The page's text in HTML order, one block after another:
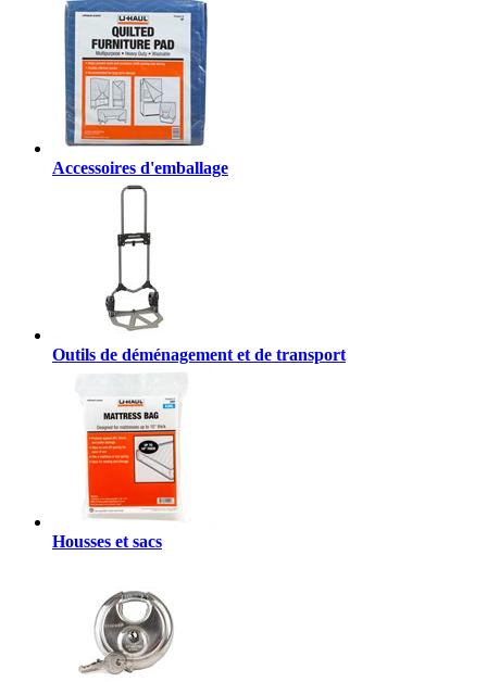
Accessoires d'emballage
Outils de déménagement et de transport
Housses et sacs